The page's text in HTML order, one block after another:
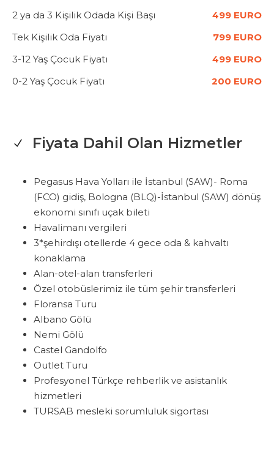
2 ya da 3 Kişilik Odada Kişi Başı
499 EURO
Tek Kişilik Oda Fiyatı
799 EURO
3-12 Yaş Çocuk Fiyatı
499 EURO
0-2 Yaş Çocuk Fiyatı
200 EURO
Fiyata Dahil Olan Hizmetler
Pegasus Hava Yolları ile İstanbul (SAW)- Roma
(FCO) gidiş, Bologna (BLQ)-İstanbul (SAW) dönüş
ekonomi sınıfı uçak bileti
Havalimanı vergileri
3*şehirdışı otellerde 4 gece oda & kahvaltı
konaklama
Alan-otel-alan transferleri
Özel otobüslerimiz ile tüm şehir transferleri
Floransa Turu
Albano Gölü
Nemi Gölü
Castel Gandolfo
Outlet Turu
Profesyonel Türkçe rehberlik ve asistanlık
hizmetleri
TURSAB mesleki sorumluluk sigortası